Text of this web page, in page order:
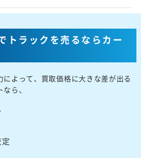
トラックを売るならカー
によって、買取価格に大きな差が出る
ら、